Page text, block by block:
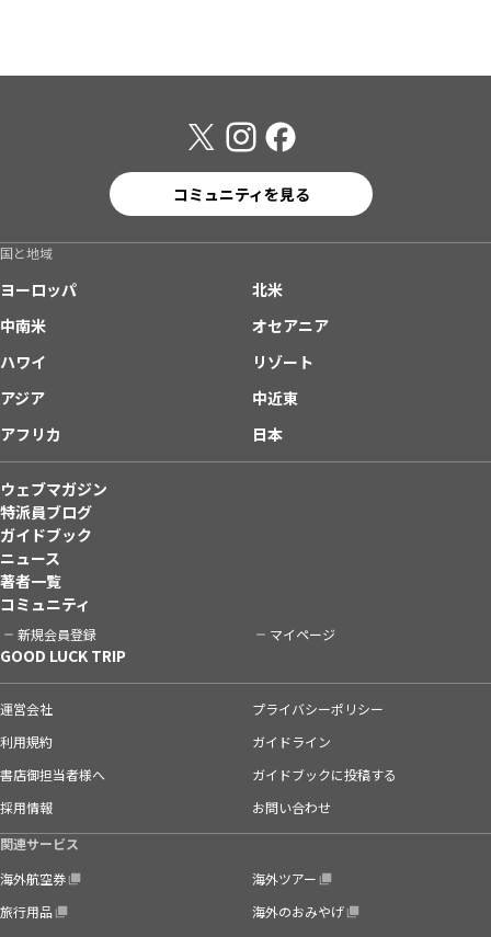
コミュニティを見る
国と地域
ヨーロッパ
北米
中南米
オセアニア
ハワイ
リゾート
アジア
中近東
アフリカ
日本
ウェブマガジン
特派員ブログ
ガイドブック
ニュース
著者一覧
コミュニティ
新規会員登録 マイページ
GOOD LUCK TRIP
運営会社
プライバシーポリシー
利用規約
ガイドライン
書店御担当者様へ
ガイドブックに投稿する
採用情報
お問い合わせ
関連サービス
海外航空券
海外ツアー
旅行用品
海外のおみやげ